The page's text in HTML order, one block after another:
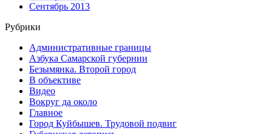
Сентябрь 2013
Рубрики
Административные границы
Азбука Самарской губернии
Безымянка. Второй город
В объективе
Видео
Вокруг да около
Главное
Город Куйбышев. Трудовой подвиг